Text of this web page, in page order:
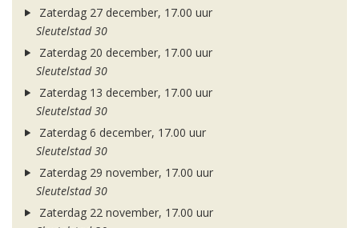
Zaterdag 27 december, 17.00 uur
Sleutelstad 30
Zaterdag 20 december, 17.00 uur
Sleutelstad 30
Zaterdag 13 december, 17.00 uur
Sleutelstad 30
Zaterdag 6 december, 17.00 uur
Sleutelstad 30
Zaterdag 29 november, 17.00 uur
Sleutelstad 30
Zaterdag 22 november, 17.00 uur